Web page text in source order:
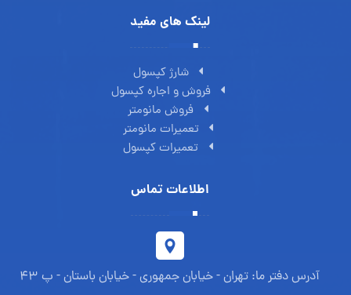
لینک های مفید
شارژ کپسول
فروش و اجاره کپسول
فروش مانومتر
تعمیرات مانومتر
تعمیرات کپسول
اطلاعات تماس
آدرس دفتر ما: تهران - خیابان جمهوری - خیابان باستان - پ 43